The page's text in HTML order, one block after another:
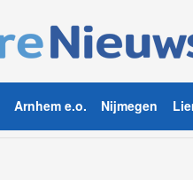
Arnhem e.o. Nijmegen